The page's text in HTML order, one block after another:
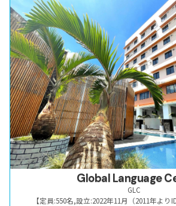
Global Language
GLC
【定員:550名,設立:2022年11月（2011年より